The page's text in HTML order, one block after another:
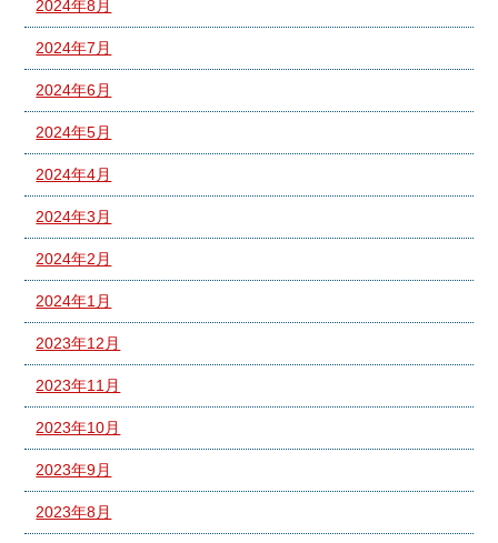
2024年8月
2024年7月
2024年6月
2024年5月
2024年4月
2024年3月
2024年2月
2024年1月
2023年12月
2023年11月
2023年10月
2023年9月
2023年8月